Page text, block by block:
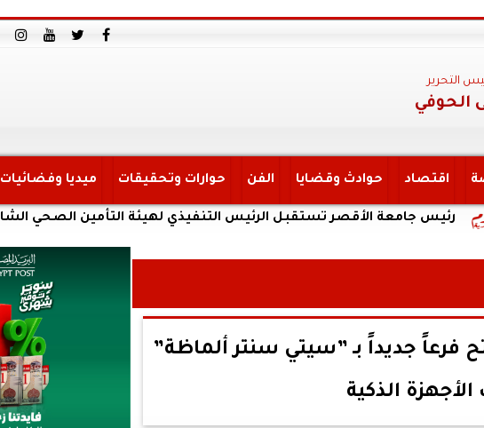
التحرير
الحوفي
اقتصاد حوادث وقضايا الفن حوارات وتحقيقات ميديا وفضائيات
الأقصر تستقبل الرئيس التنفيذي لهيئة التأمين الصحي الشامل
جديداً بـ ”سيتي سنتر ألماظة”
الذكية